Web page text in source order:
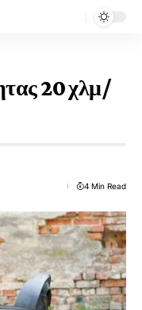
20 χλμ/
4 Min Read